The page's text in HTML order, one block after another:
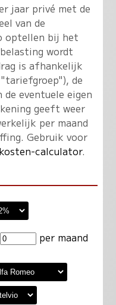
jaar privé met de
van de
optellen bij het
wordt
is afhankelijk
de
eventuele eigen
geeft weer
per maand
Gebruik voor
calculator.
per maand